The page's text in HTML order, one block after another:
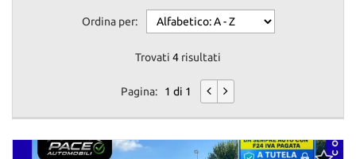
Ordina per:
Trovati 4 risultati
Pagina: 1 di 1